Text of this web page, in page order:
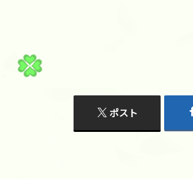
ポスト